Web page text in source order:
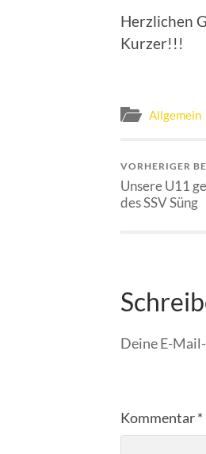
Herzlichen
Kurzer!!!
Allgemein
VORHERIGER
Unsere U11
des SSV Süng
Deine E-
Kommentar*